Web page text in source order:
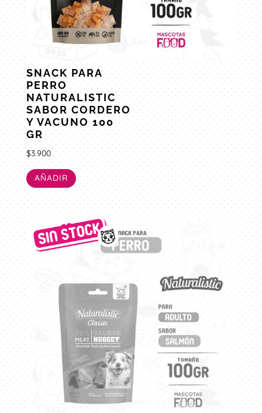
SNACK PARA
PERRO
NATURALISTIC
SABOR CORDERO
Y VACUNO 100
GR
$3.900
AÑADIR